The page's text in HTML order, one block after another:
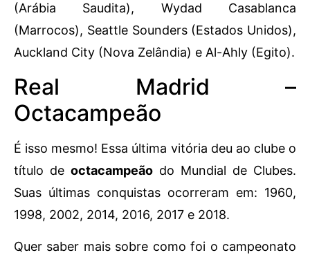
(Arábia Saudita), Wydad Casablanca
(Marrocos), Seattle Sounders (Estados Unidos),
Auckland City (Nova Zelândia) e Al-Ahly (Egito).
Real Madrid –
Octacampeão
É isso mesmo! Essa última vitória deu ao clube o
título de octacampeão do Mundial de Clubes.
Suas últimas conquistas ocorreram em: 1960,
1998, 2002, 2014, 2016, 2017 e 2018.
Quer saber mais sobre como foi o campeonato